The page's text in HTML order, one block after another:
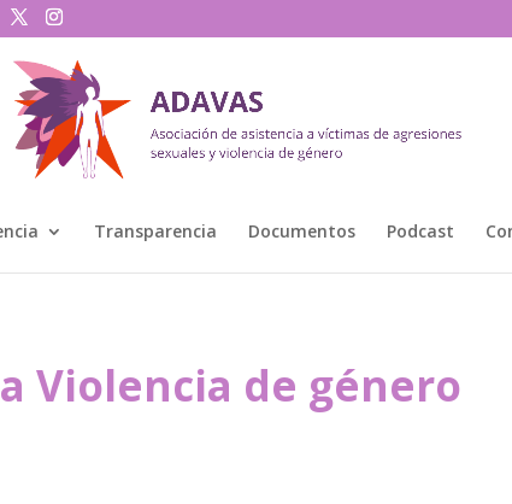
Transparencia Documentos Podcast
Violencia de género